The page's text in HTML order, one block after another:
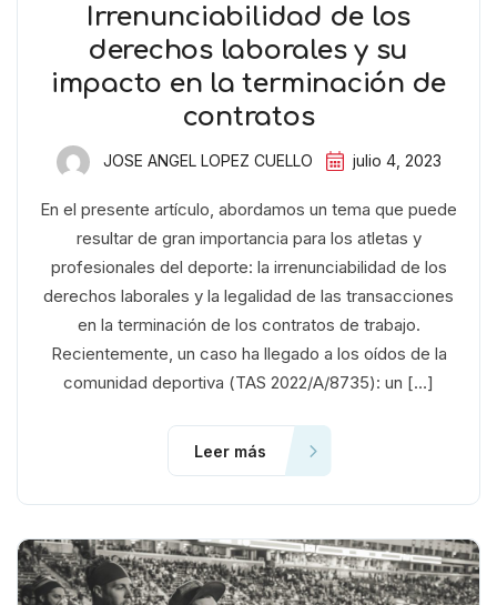
Irrenunciabilidad de los
derechos laborales y su
impacto en la terminación de
contratos
JOSE ANGEL LOPEZ CUELLO julio 4, 2023
En el presente artículo, abordamos un tema que puede
resultar de gran importancia para los atletas y
profesionales del deporte: la irrenunciabilidad de los
derechos laborales y la legalidad de las transacciones
en la terminación de los contratos de trabajo.
Recientemente, un caso ha llegado a los oídos de la
comunidad deportiva (TAS 2022/A/8735): un […]
Leer más